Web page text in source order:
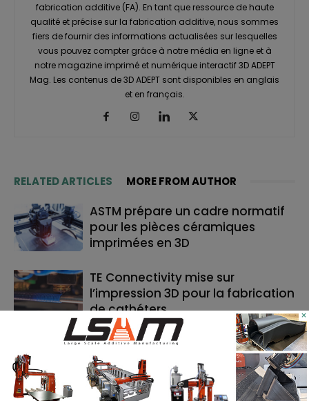
fabrication additive (FA). En tant que ressource de haute
qualité et précise sur la fabrication additive, nous sommes
fiers de fournir des informations actualisées sur lesquelles
vous pouvez compter grâce à notre média en ligne et à
notre magazine imprimé et numérique interactif 3D ADEPT
Mag. Les contenus de 3D ADEPT sont disponibles en anglais
et en français.
RELATED ARTICLES MORE FROM AUTHOR
ASTM prépare un cadre normatif
pour les pièces céramiques
imprimées en 3D
TE Connectivity mise sur
l’impression 3D pour la fabrication
de cathéters
Le bon moment en FA : quand les
fabricants de machines doivent
lancer, et quand les utilisateurs
doivent investir
×